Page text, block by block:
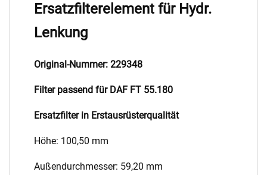
Ersatzfilterelement für Hydr.
Lenkung
Original-Nummer: 229348
Filter passend für DAF FT 55.180
Ersatzfilter in Erstausrüsterqualität
Höhe: 100,50 mm
Außendurchmesser: 59,20 mm